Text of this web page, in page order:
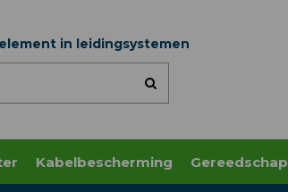
in leidingsystemen
Kabelbescherming Gereedschap